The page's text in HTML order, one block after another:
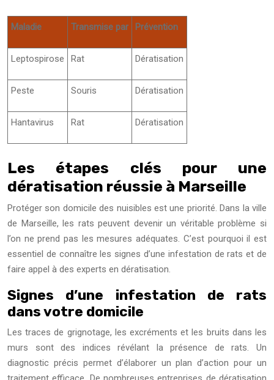
Maladie Transmise par Prévention
Leptospirose Rat Dératisation
Peste Souris Dératisation
Hantavirus Rat Dératisation
Les étapes clés pour une
dératisation réussie à Marseille
Protéger son domicile des nuisibles est une priorité. Dans la ville
de Marseille, les rats peuvent devenir un véritable problème si
l’on ne prend pas les mesures adéquates. C’est pourquoi il est
essentiel de connaître les signes d’une infestation de rats et de
faire appel à des experts en dératisation.
Signes d’une infestation de rats
dans votre domicile
Les traces de grignotage, les excréments et les bruits dans les
murs sont des indices révélant la présence de rats. Un
diagnostic précis permet d’élaborer un plan d’action pour un